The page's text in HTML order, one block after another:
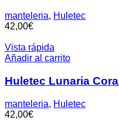
manteleria, Huletec
42,00€
Vista rápida
Añadir al carrito
Huletec Lunaria
manteleria, Huletec
42,00€